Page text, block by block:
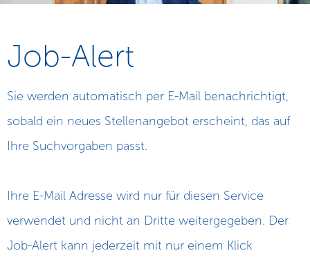
Job-Alert
Sie werden automatisch per E-Mail benachrichtigt,
sobald ein neues Stellenangebot erscheint, das auf
Ihre Suchvorgaben passt.
Ihre E-Mail Adresse wird nur für diesen Service
verwendet und nicht an Dritte weitergegeben. Der
Job-Alert kann jederzeit mit nur einem Klick